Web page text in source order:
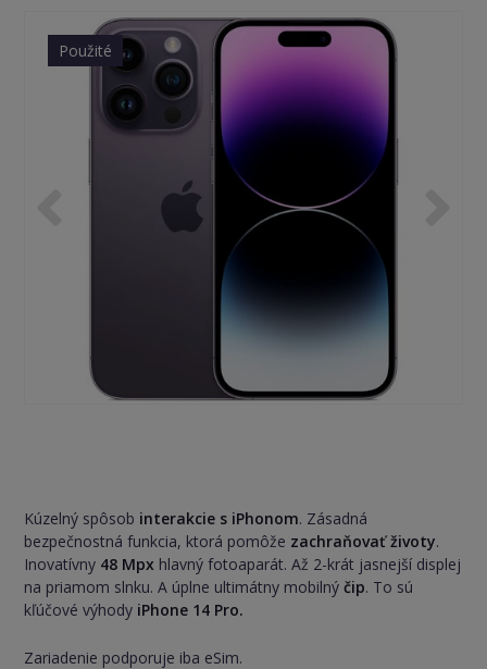
Použité
Kúzelný spôsob interakcie s iPhonom. Zásadná
bezpečnostná funkcia, ktorá pomôže zachraňovať životy.
Inovatívny 48 Mpx hlavný fotoaparát. Až 2-krát jasnejší displej
na priamom slnku. A úplne ultimátny mobilnýčip. To sú
kľúčové výhody iPhone 14 Pro.
Zariadenie podporuje iba eSim.